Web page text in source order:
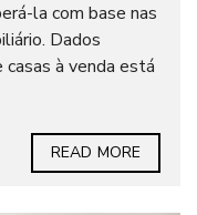
la com base nas
Dados
à venda está
READ MORE